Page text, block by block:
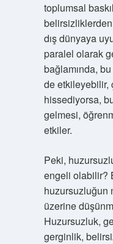
toplumsal
dış dünyaya
paralel olarak
bağlamında,
de etkileyebilir,
hissediyorsa,
gelmesi,
etkiler.
Peki,
engeli olabilir?
huzursuzluğun
üzerine
Huzursuzluk,
gerginlik,